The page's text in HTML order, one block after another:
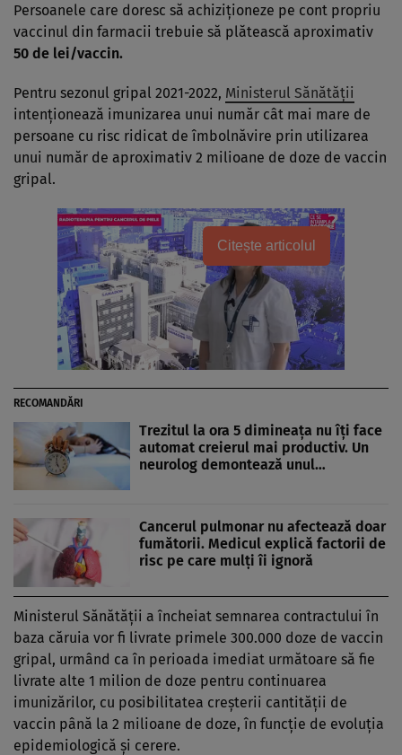
Persoanele care doresc să achiziționeze pe cont propriu
vaccinul din farmacii trebuie să plătească aproximativ
50 de lei/vaccin.
Pentru sezonul gripal 2021-2022, Ministerul Sănătăţii
intenționează imunizarea unui număr cât mai mare de
persoane cu risc ridicat de îmbolnăvire prin utilizarea
unui număr de aproximativ 2 milioane de doze de vaccin
gripal.
Citește articolul
RECOMANDĂRI
Trezitul la ora 5 dimineața nu îți face
automat creierul mai productiv. Un
neurolog demontează unul…
Cancerul pulmonar nu afectează doar
fumătorii. Medicul explică factorii de
risc pe care mulți îi ignoră
Ministerul Sănătății a încheiat semnarea contractului în
baza căruia vor fi livrate primele 300.000 doze de vaccin
gripal, urmând ca în perioada imediat următoare să fie
livrate alte 1 milion de doze pentru continuarea
imunizărilor, cu posibilitatea creșterii cantității de
vaccin până la 2 milioane de doze, în funcție de evoluția
epidemiologică și cerere.